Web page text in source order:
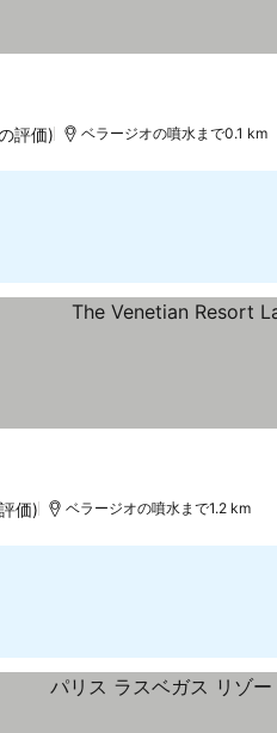
評価) ベラージオの噴水まで0.1 km
価) ベラージオの噴水まで1.2 km